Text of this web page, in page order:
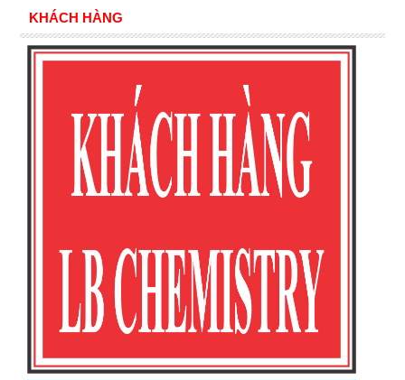
KHÁCH HÀNG